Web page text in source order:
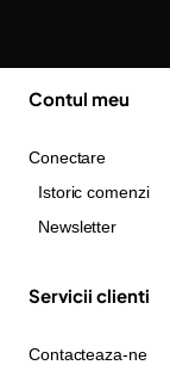
Contul meu
Conectare
Istoric comenzi
Newsletter
Servicii clienti
Contacteaza-ne